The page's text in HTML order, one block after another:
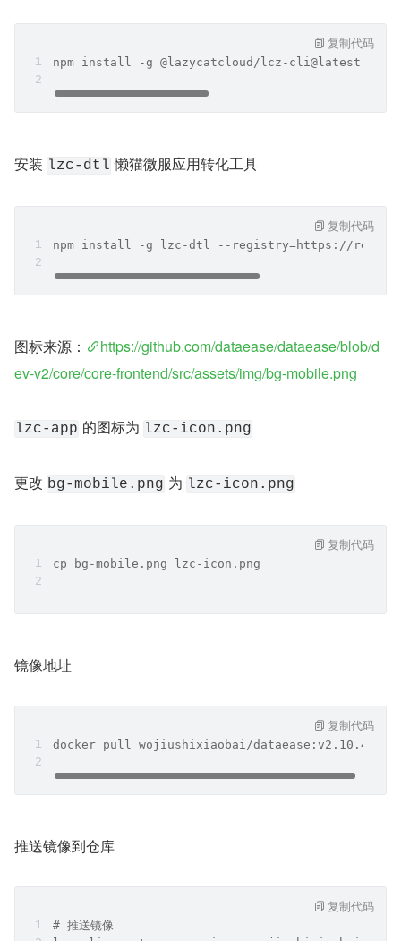
npm install -g @lazycatcloud/lcz-cli@latest --
复制代码
安装 lzc-dtl 懒猫微服应用转化工具
npm install -g lzc-dtl --registry=https://
复制代码
图标来源：
https://github.com/dataease/dataease/blob/d
ev-v2/core/core-frontend/src/assets/img/bg-mobile.png
lzc-app 的图标为 lzc-icon.png
更改 bg-mobile.png 为 lzc-icon.png
cp bg-mobile.png lzc-icon.png
复制代码
镜像地址
docker pull wojiushixiaobai/dataease:v2.10.4
复制代码
推送镜像到仓库
# 推送镜像
复制代码